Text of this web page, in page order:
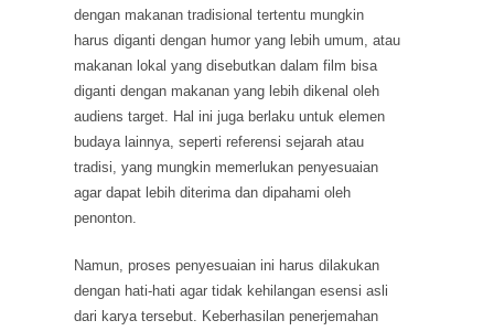
dengan makanan tradisional tertentu mungkin
harus diganti dengan humor yang lebih umum, atau
makanan lokal yang disebutkan dalam film bisa
diganti dengan makanan yang lebih dikenal oleh
audiens target. Hal ini juga berlaku untuk elemen
budaya lainnya, seperti referensi sejarah atau
tradisi, yang mungkin memerlukan penyesuaian
agar dapat lebih diterima dan dipahami oleh
penonton.
Namun, proses penyesuaian ini harus dilakukan
dengan hati-hati agar tidak kehilangan esensi asli
dari karya tersebut. Keberhasilan penerjemahan